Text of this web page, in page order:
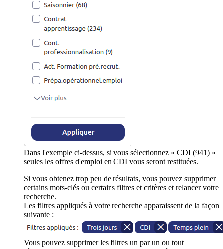
Dans l'exemple ci-dessus, si vous sélectionnez « CDI (941) »
seules les offres d'emploi en CDI vous seront restituées.
Si vous obtenez trop peu de résultats, vous pouvez supprimer
certains mots-clés ou certains filtres et critères et relancer votre
recherche.
Les filtres appliqués à votre recherche apparaissent de la façon
suivante :
Vous pouvez supprimer les filtres un par un ou tout